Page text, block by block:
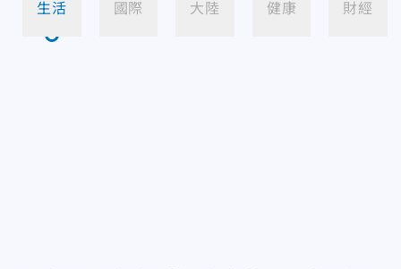
生活 國際 大陸 健康 財經